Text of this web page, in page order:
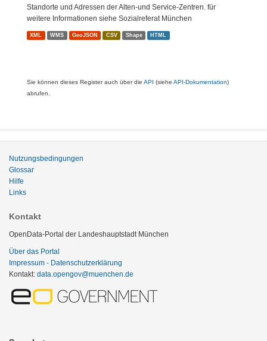
Standorte und Adressen der Alten-und Service-Zentren. für
weitere Informationen siehe Sozialreferat München
XML WMS GeoJSON CSV Shape HTML
Sie können dieses Register auch über die API (siehe API-Dokumentation)
abrufen.
Nutzungsbedingungen
Glossar
Hilfe
Links
Kontakt
OpenData-Portal der Landeshauptstadt München
Über das Portal
Impressum - Datenschutzerklärung
Kontakt: data.opengov@muenchen.de